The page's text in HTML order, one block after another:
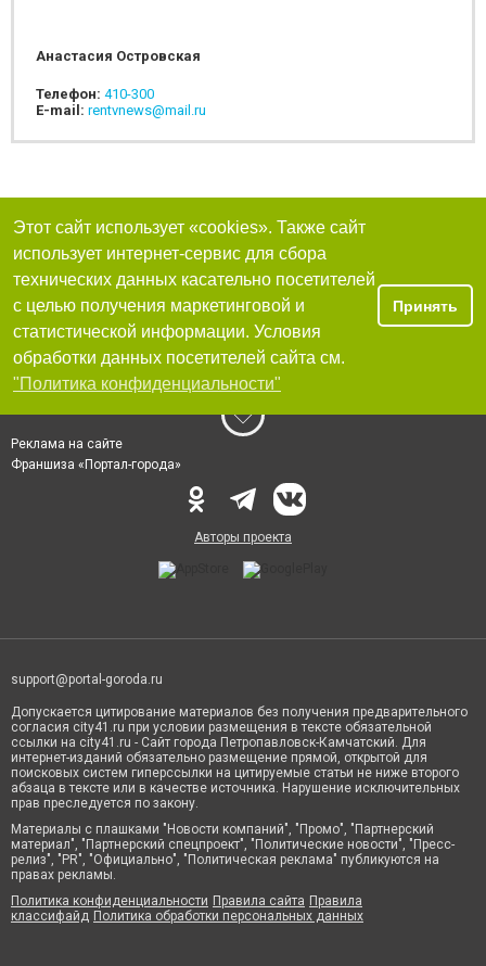
Анастасия Островская
Телефон: 410-300
E-mail: rentvnews@mail.ru
Этот сайт использует «cookies». Также сайт
использует интернет-сервис для сбора
технических данных касательно посетителей
с целью получения маркетинговой и
статистической информации. Условия
обработки данных посетителей сайта см.
"Политика конфиденциальности"
Принять
Реклама на сайте
Франшиза «Портал-города»
Авторы проекта
support@portal-goroda.ru
Допускается цитирование материалов без получения предварительного
согласия city41.ru при условии размещения в тексте обязательной
ссылки на city41.ru - Сайт города Петропавловск-Камчатский. Для
интернет-изданий обязательно размещение прямой, открытой для
поисковых систем гиперссылки на цитируемые статьи не ниже второго
абзаца в тексте или в качестве источника. Нарушение исключительных
прав преследуется по закону.
Материалы с плашками "Новости компаний", "Промо", "Партнерский
материал", "Партнерский спецпроект", "Политические новости", "Пресс-
релиз", "PR", "Официально", "Политическая реклама" публикуются на
правах рекламы.
Политика конфиденциальности Правила сайта Правила
классифайд Политика обработки персональных данных